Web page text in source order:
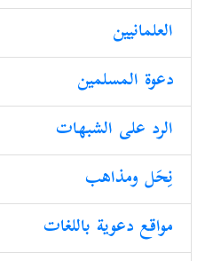
العلمانیین
دعوة المسلمين
الرد على الشبهات
نِحَل ومذاهب
مواقع دعوية باللغات